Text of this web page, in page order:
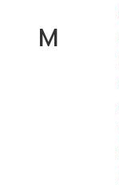
M